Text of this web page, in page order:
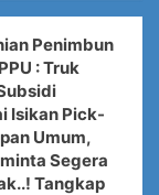
Penimbun
: Truk
Isikan Pick-
Umum,
Segera
Tangkap